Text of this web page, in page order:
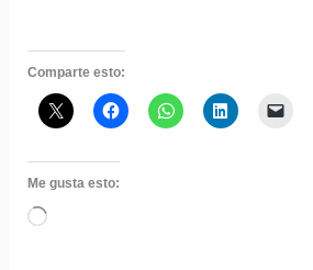
Comparte esto:
Me gusta esto:
Cargando...